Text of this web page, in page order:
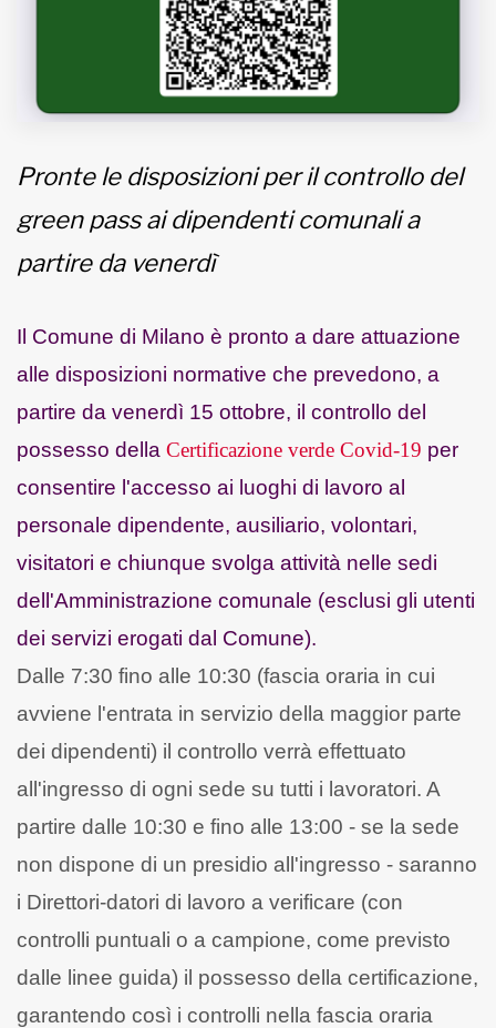
www.viveremilano.info
Fondato e diretto da Enzo De
Bernardis
Informativa sulla privacy
Pronte le disposizioni per il controllo del
green pass ai dipendenti comunali a
partire da venerdì
Il Comune di Milano è pronto a dare attuazione
alle disposizioni normative che prevedono, a
partire da venerdì 15 ottobre, il controllo del
possesso della Certificazione verde Covid-19 per
consentire l'accesso ai luoghi di lavoro al
personale dipendente, ausiliario, volontari,
visitatori e chiunque svolga attività nelle sedi
dell'Amministrazione comunale (esclusi gli utenti
dei servizi erogati dal Comune).
Dalle 7:30 fino alle 10:30 (fascia oraria in cui
avviene l'entrata in servizio della maggior parte
dei dipendenti) il controllo verrà effettuato
all'ingresso di ogni sede su tutti i lavoratori. A
partire dalle 10:30 e fino alle 13:00 - se la sede
non dispone di un presidio all'ingresso - saranno
i Direttori-datori di lavoro a verificare (con
controlli puntuali o a campione, come previsto
dalle linee guida) il possesso della certificazione,
garantendo così i controlli nella fascia oraria